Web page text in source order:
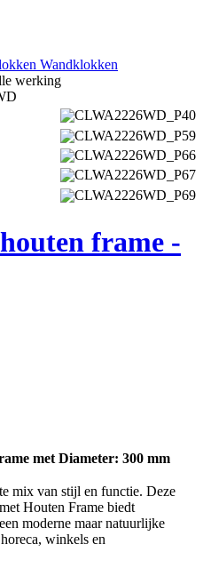
Wandklokken
werking
frame -
met Diameter: 300 mm
mix van stijl en functie. Deze
Houten Frame biedt
moderne maar natuurlijke
winkels en